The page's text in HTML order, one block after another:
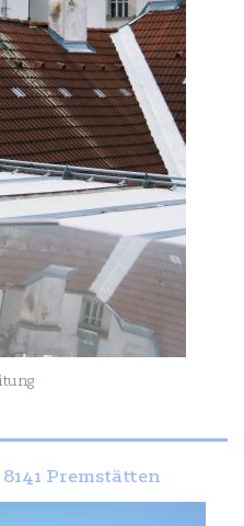
Premstätten